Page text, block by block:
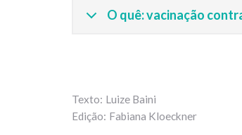
O quê: vacinação
Luize Baini
Fabiana Kloeckner